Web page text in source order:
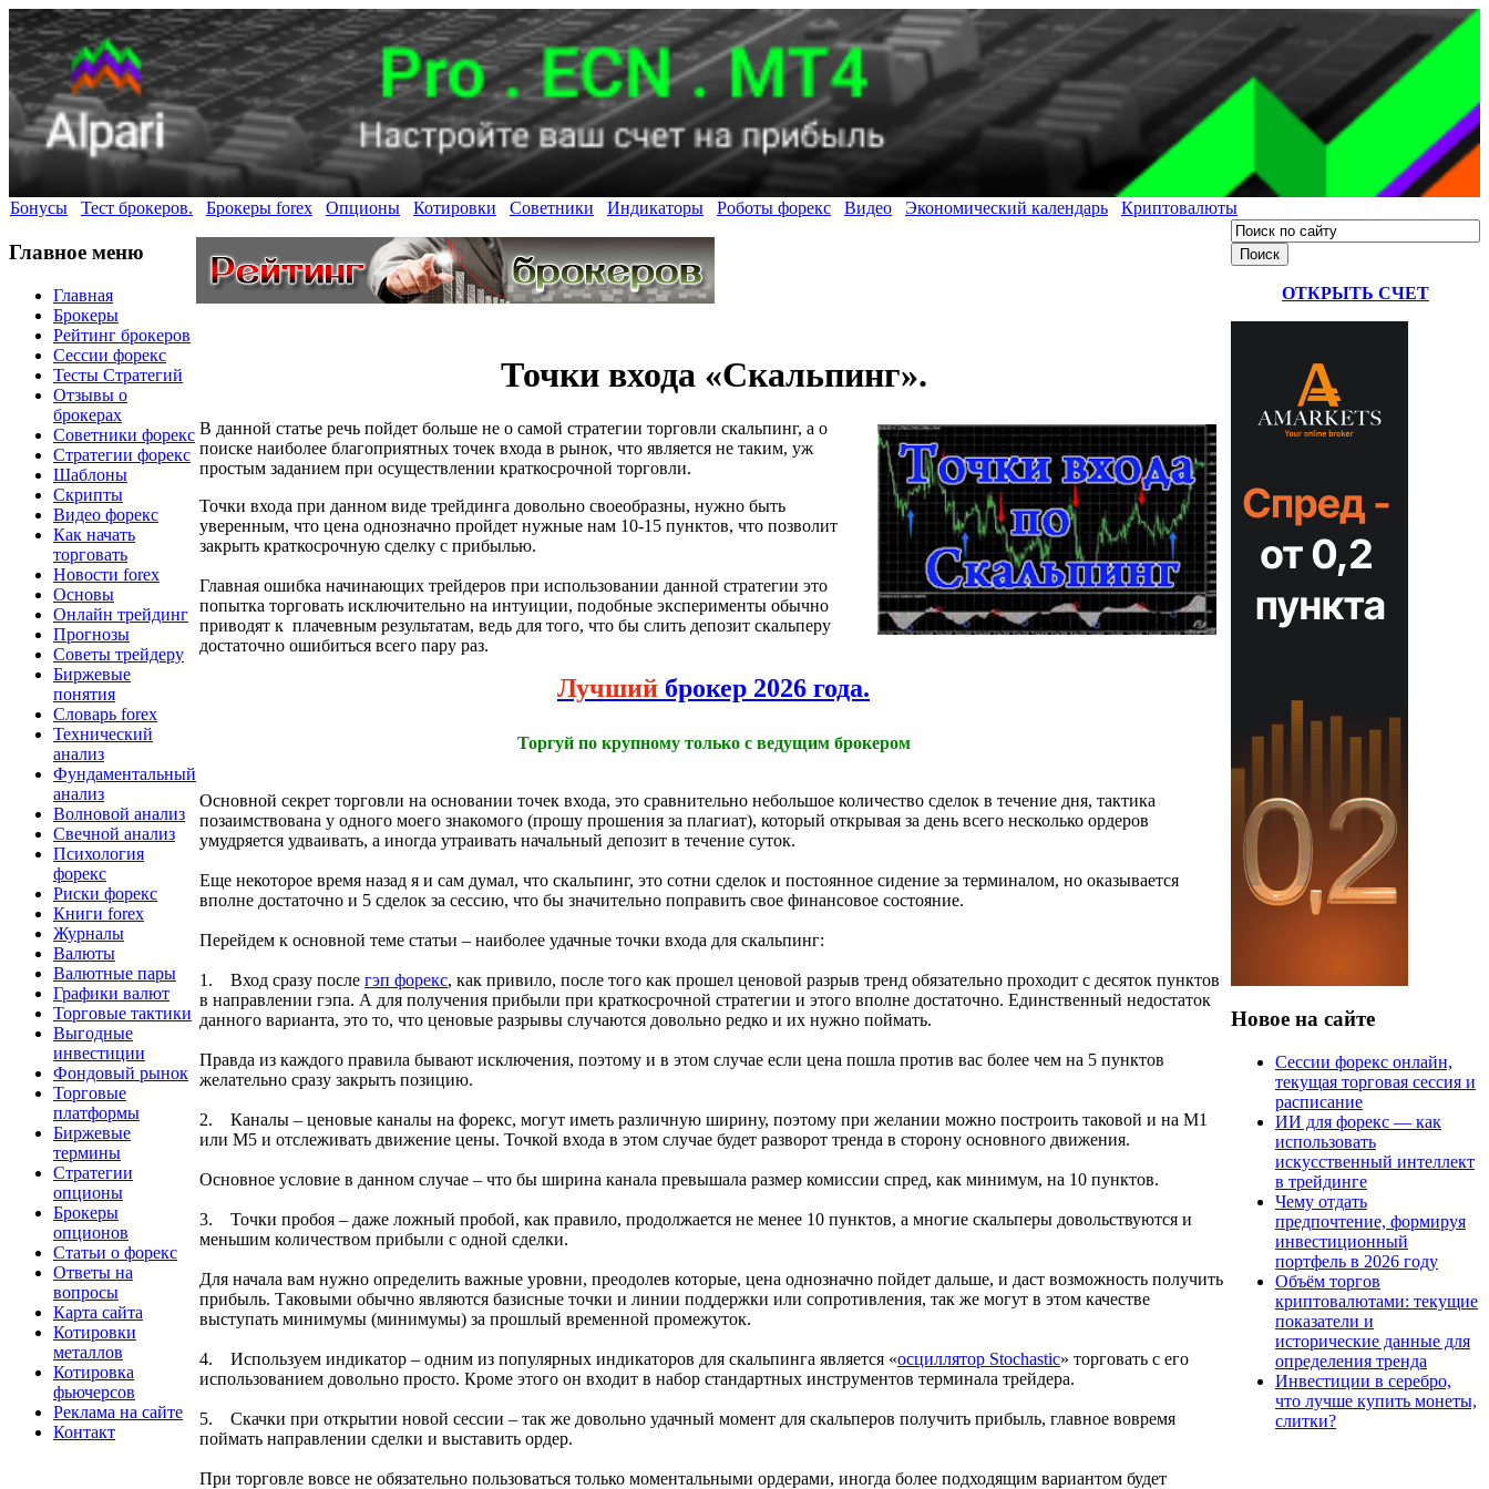
Бонусы Тест брокеров. Брокеры forex Опционы Котировки Советники Индикаторы Роботы форекс Видео Экономический календарь Криптовалюты
Главное меню
Главная
Брокеры
Рейтинг брокеров
Сессии форекс
Тесты Стратегий
Отзывы о
брокерах
Советники форекс
Стратегии форекс
Шаблоны
Скрипты
Видео форекс
Как начать
торговать
Новости forex
Основы
Онлайн трейдинг
Прогнозы
Советы трейдеру
Биржевые
понятия
Словарь forex
Технический
анализ
Фундаментальный
анализ
Волновой анализ
Свечной анализ
Психология
форекс
Риски форекс
Книги forex
Журналы
Валюты
Валютные пары
Графики валют
Торговые тактики
Выгодные
инвестиции
Фондовый рынок
Торговые
платформы
Биржевые
термины
Стратегии
опционы
Брокеры
опционов
Статьи о форекс
Ответы на
вопросы
Карта сайта
Котировки
металлов
Котировка
фьючерсов
Реклама на сайте
Контакт
Точки входа «Скальпинг».
В данной статье речь пойдет больше не о самой стратегии торговли скальпинг, а о
поиске наиболее благоприятных точек входа в рынок, что является не таким, уж
простым заданием при осуществлении краткосрочной торговли.
Точки входа при данном виде трейдинга довольно своеобразны, нужно быть
уверенным, что цена однозначно пройдет нужные нам 10-15 пунктов, что позволит
закрыть краткосрочную сделку с прибылью.
Главная ошибка начинающих трейдеров при использовании данной стратегии это
попытка торговать исключительно на интуиции, подобные эксперименты обычно
приводят к плачевным результатам, ведь для того, что бы слить депозит скальперу
достаточно ошибиться всего пару раз.
Лучший брокер 2026 года.
Торгуй по крупному только с ведущим брокером
Основной секрет торговли на основании точек входа, это сравнительно небольшое количество сделок в течение дня, тактика
позаимствована у одного моего знакомого (прошу прошения за плагиат), который открывая за день всего несколько ордеров
умудряется удваивать, а иногда утраивать начальный депозит в течение суток.
Еще некоторое время назад я и сам думал, что скальпинг, это сотни сделок и постоянное сидение за терминалом, но оказывается
вполне достаточно и 5 сделок за сессию, что бы значительно поправить свое финансовое состояние.
Перейдем к основной теме статьи – наиболее удачные точки входа для скальпинг:
1. Вход сразу после гэп форекс, как привило, после того как прошел ценовой разрыв тренд обязательно проходит с десяток пунктов
в направлении гэпа. А для получения прибыли при краткосрочной стратегии и этого вполне достаточно. Единственный недостаток
данного варианта, это то, что ценовые разрывы случаются довольно редко и их нужно поймать.
Правда из каждого правила бывают исключения, поэтому и в этом случае если цена пошла против вас более чем на 5 пунктов
желательно сразу закрыть позицию.
2. Каналы – ценовые каналы на форекс, могут иметь различную ширину, поэтому при желании можно построить таковой и на М1
или М5 и отслеживать движение цены. Точкой входа в этом случае будет разворот тренда в сторону основного движения.
Основное условие в данном случае – что бы ширина канала превышала размер комиссии спред, как минимум, на 10 пунктов.
3. Точки пробоя – даже ложный пробой, как правило, продолжается не менее 10 пунктов, а многие скальперы довольствуются и
меньшим количеством прибыли с одной сделки.
Для начала вам нужно определить важные уровни, преодолев которые, цена однозначно пойдет дальше, и даст возможность получить
прибыль. Таковыми обычно являются базисные точки и линии поддержки или сопротивления, так же могут в этом качестве
выступать минимумы (минимумы) за прошлый временной промежуток.
4. Используем индикатор – одним из популярных индикаторов для скальпинга является «осциллятор Stochastic» торговать с его
использованием довольно просто. Кроме этого он входит в набор стандартных инструментов терминала трейдера.
5. Скачки при открытии новой сессии – так же довольно удачный момент для скальперов получить прибыль, главное вовремя
поймать направлении сделки и выставить ордер.
При торговле вовсе не обязательно пользоваться только моментальными ордерами, иногда более подходящим вариантом будет
ОТКРЫТЬ СЧЕТ
Новое на сайте
Сессии форекс онлайн,
текущая торговая сессия и
расписание
ИИ для форекс — как
использовать
искусственный интеллект
в трейдинге
Чему отдать
предпочтение, формируя
инвестиционный
портфель в 2026 году
Объём торгов
криптовалютами: текущие
показатели и
исторические данные для
определения тренда
Инвестиции в серебро,
что лучше купить монеты,
слитки?